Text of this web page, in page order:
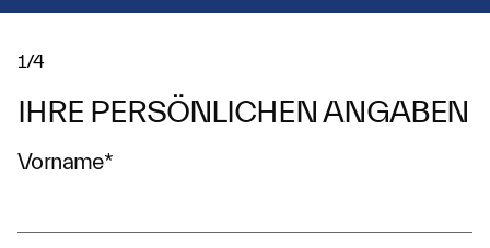
1/4
IHRE PERSÖNLICHEN ANGABEN
Vorname*